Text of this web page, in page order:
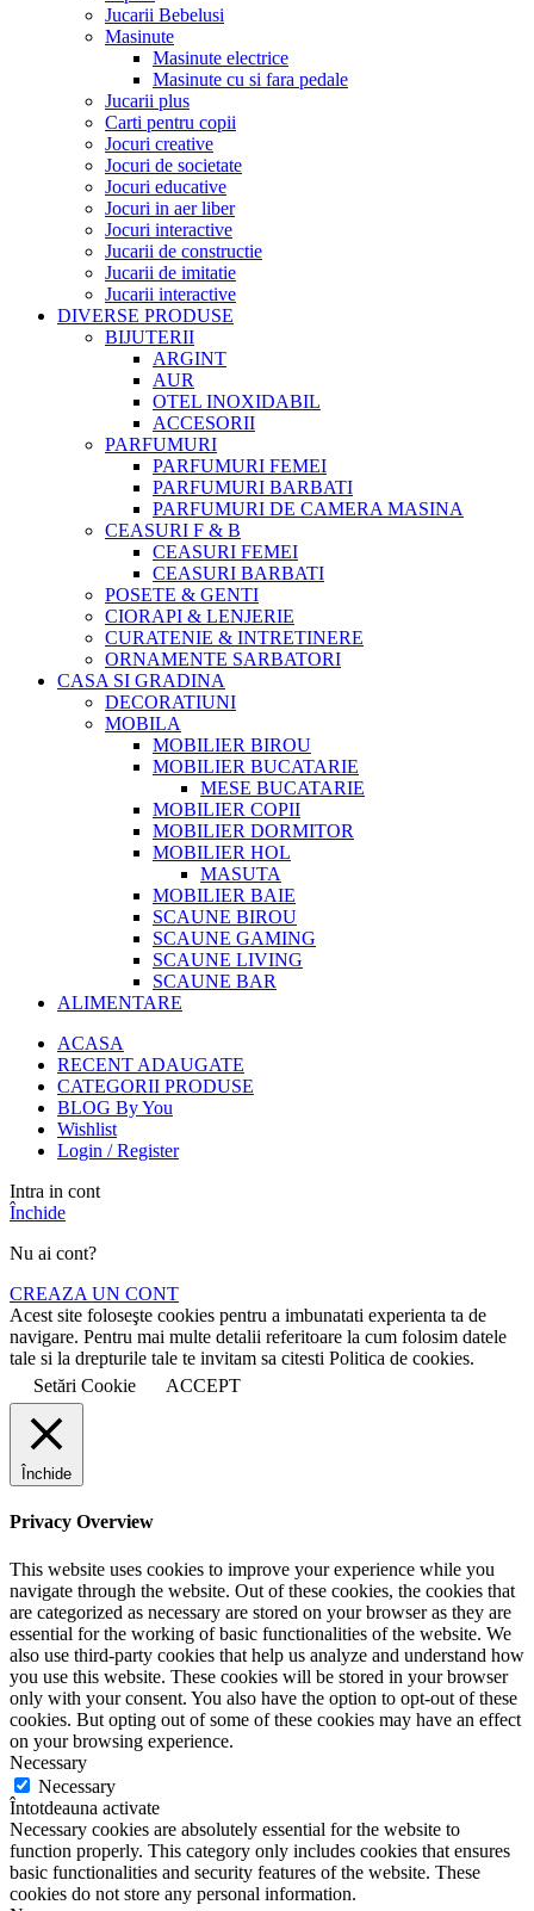
Jucarii Bebelusi
Masinute
Masinute electrice
Masinute cu si fara pedale
Jucarii plus
Carti pentru copii
Jocuri creative
Jocuri de societate
Jocuri educative
Jocuri in aer liber
Jocuri interactive
Jucarii de constructie
Jucarii de imitatie
Jucarii interactive
DIVERSE PRODUSE
BIJUTERII
ARGINT
AUR
OTEL INOXIDABIL
ACCESORII
PARFUMURI
PARFUMURI FEMEI
PARFUMURI BARBATI
PARFUMURI DE CAMERA MASINA
CEASURI F & B
CEASURI FEMEI
CEASURI BARBATI
POSETE & GENTI
CIORAPI & LENJERIE
CURATENIE & INTRETINERE
ORNAMENTE SARBATORI
CASA SI GRADINA
DECORATIUNI
MOBILA
MOBILIER BIROU
MOBILIER BUCATARIE
MESE BUCATARIE
MOBILIER COPII
MOBILIER DORMITOR
MOBILIER HOL
MASUTA
MOBILIER BAIE
SCAUNE BIROU
SCAUNE GAMING
SCAUNE LIVING
SCAUNE BAR
ALIMENTARE
ACASA
RECENT ADAUGATE
CATEGORII PRODUSE
BLOG By You
Wishlist
Login / Register
Intra in cont
Închide
Nu ai cont?
CREAZA UN CONT
Acest site foloseşte cookies pentru a imbunatati experienta ta de
navigare. Pentru mai multe detalii referitoare la cum folosim datele
tale si la drepturile tale te invitam sa citesti Politica de cookies.
Setări Cookie
ACCEPT
Închide
Privacy Overview
This website uses cookies to improve your experience while you
navigate through the website. Out of these cookies, the cookies that
are categorized as necessary are stored on your browser as they are
essential for the working of basic functionalities of the website. We
also use third-party cookies that help us analyze and understand how
you use this website. These cookies will be stored in your browser
only with your consent. You also have the option to opt-out of these
cookies. But opting out of some of these cookies may have an effect
on your browsing experience.
Necessary
Necessary
Întotdeauna activate
Necessary cookies are absolutely essential for the website to
function properly. This category only includes cookies that ensures
basic functionalities and security features of the website. These
cookies do not store any personal information.